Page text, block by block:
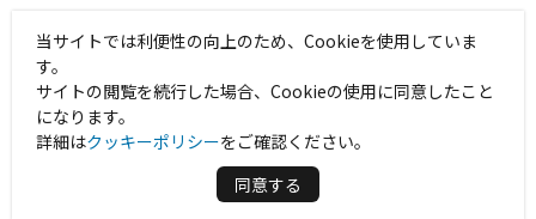
当サイトでは利便性の向上のため、Cookieを使用していま
す。
サイトの閲覧を続行した場合、Cookieの使用に同意したこと
になります。
詳細はクッキーポリシーをご確認ください。
同意する